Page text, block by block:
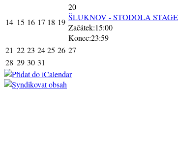
14 15 16 17 18 19
20
ŠLUKNOV - STODOLA STAGE
Začátek:15:00
Konec:23:59
21 22 23 2425 26 27
28 29 30 31